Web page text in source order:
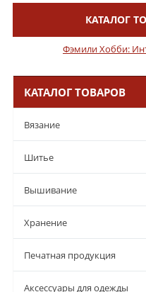
КАТАЛОГ
Фэмили Хобби:
КАТАЛОГ ТОВАРОВ
Вязание
Шитье
Вышивание
Хранение
Печатная продукция
Аксессуары для одежды